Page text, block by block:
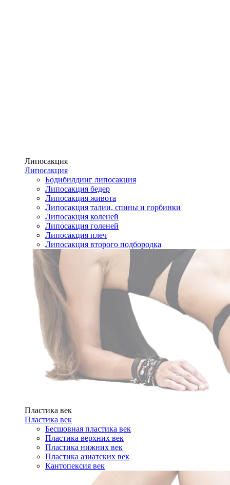
Липосакция
Липосакция
Бодибилдинг липосакция
Липосакция бедер
Липосакция живота
Липосакция талии, спины и горбинки
Липосакция коленей
Липосакция голеней
Липосакция плеч
Липосакция второго подбородка
Пластика век
Пластика век
Бесшовная пластика век
Пластика верхних век
Пластика нижних век
Пластика азиатских век
Кантопексия век